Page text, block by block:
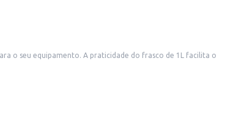
o seu equipamento. A praticidade do frasco de 1L facilita o